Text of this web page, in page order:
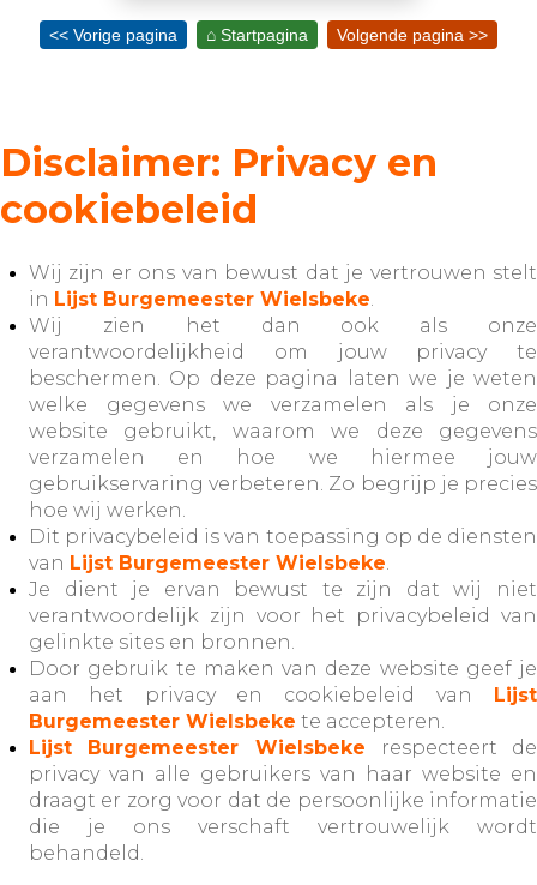
<< Vorige pagina ⌂ Startpagina Volgende pagina >>
Disclaimer: Privacy en
cookiebeleid
Wij zijn er ons van bewust dat je vertrouwen stelt
in Lijst Burgemeester Wielsbeke.
Wij zien het dan ook als onze
verantwoordelijkheid om jouw privacy te
beschermen. Op deze pagina laten we je weten
welke gegevens we verzamelen als je onze
website gebruikt, waarom we deze gegevens
verzamelen en hoe we hiermee jouw
gebruikservaring verbeteren. Zo begrijp je precies
hoe wij werken.
Dit privacybeleid is van toepassing op de diensten
van Lijst Burgemeester Wielsbeke.
Je dient je ervan bewust te zijn dat wij niet
verantwoordelijk zijn voor het privacybeleid van
gelinkte sites en bronnen.
Door gebruik te maken van deze website geef je
aan het privacy en cookiebeleid van Lijst
Burgemeester Wielsbeke te accepteren.
Lijst Burgemeester Wielsbeke
respecteert de
privacy van alle gebruikers van haar website en
draagt er zorg voor dat de persoonlijke informatie
die je ons verschaft vertrouwelijk wordt
behandeld.